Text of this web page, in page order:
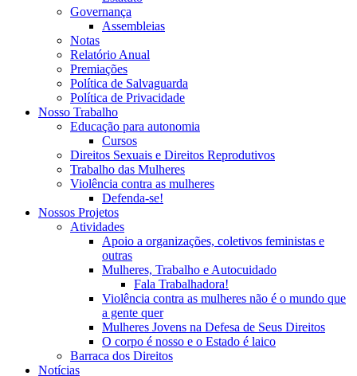
Governança
Assembleias
Notas
Relatório Anual
Premiações
Política de Salvaguarda
Política de Privacidade
Nosso Trabalho
Educação para autonomia
Cursos
Direitos Sexuais e Direitos Reprodutivos
Trabalho das Mulheres
Violência contra as mulheres
Defenda-se!
Nossos Projetos
Atividades
Apoio a organizações, coletivos feministas e
outras
Mulheres, Trabalho e Autocuidado
Fala Trabalhadora!
Violência contra as mulheres não é o mundo que
a gente quer
Mulheres Jovens na Defesa de Seus Direitos
O corpo é nosso e o Estado é laico
Barraca dos Direitos
Notícias